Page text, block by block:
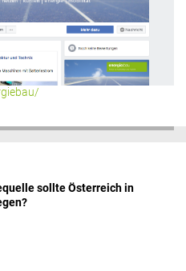
sollte Österreich in